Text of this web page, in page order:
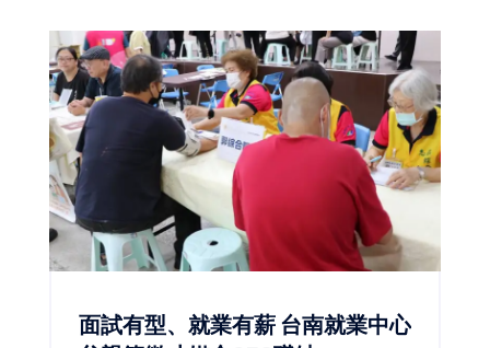
賽總冠軍的製作工藝首次完整導入台灣。即日起
至9月30日於飯店一樓「品香坊」推出17款職人
麵包，不僅帶來享譽日本的最高金賞咖哩麵包，
更搶先日本市場推出2026年最新獲獎作品「咖啡
葡萄彎月可頌」，以及人氣商品「幸福生吐
司」，讓台灣消費者率先品嚐日本最新烘焙潮
面試有型、就業有薪 台南就業中心